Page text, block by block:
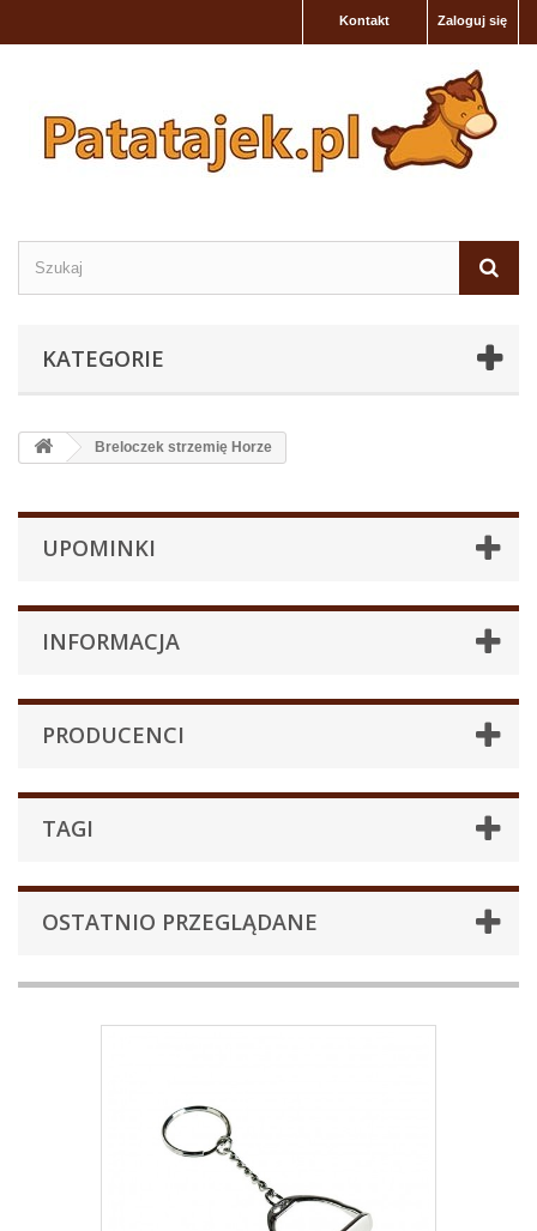
Zaloguj się
Kontakt
KATEGORIE
Breloczek strzemię Horze
UPOMINKI
INFORMACJA
PRODUCENCI
TAGI
OSTATNIO PRZEGLĄDANE